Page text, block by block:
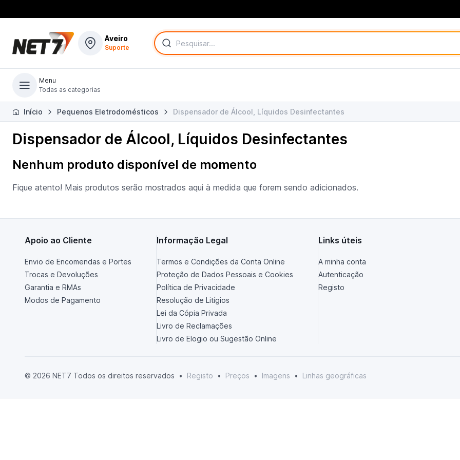
Aveiro
Suporte
Menu
Todas as categorias
Todas as categorias
Início Pequenos Eletrodomésticos Dispensador de Álcool, Líquidos Desinfectantes
Dispensador de Álcool, Líquidos Desinfectantes
Nenhum produto disponível de momento
Fique atento! Mais produtos serão mostrados aqui à medida que forem sendo adicionados.
Apoio ao Cliente
Envio de Encomendas e Portes
Trocas e Devoluções
Garantia e RMAs
Modos de Pagamento
Informação Legal
Termos e Condições da Conta Online
Proteção de Dados Pessoais e Cookies
Política de Privacidade
Resolução de Litígios
Lei da Cópia Privada
Livro de Reclamações
Livro de Elogio ou Sugestão Online
Links úteis
A minha conta
Autenticação
Registo
© 2026 NET7 Todos os direitos reservados • Registo • Preços • Imagens • Linhas geográficas